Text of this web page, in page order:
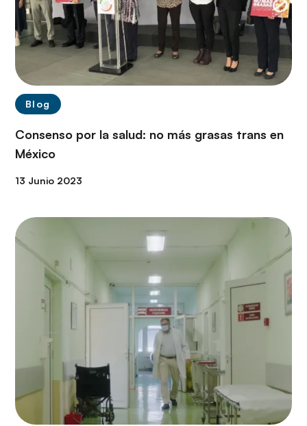
Blog
Consenso por la salud: no más grasas trans en
México
13 Junio 2023